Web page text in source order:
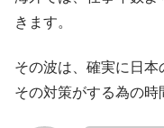
きます。
その波は、確実に日本
その対策がする為の時